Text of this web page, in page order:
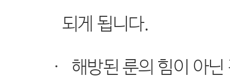
되게 됩니다.
·
해방된 룬의 힘이 아